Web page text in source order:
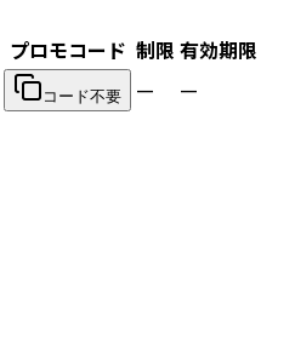
プロモコード 制限 有効期限
コード不要 —
—